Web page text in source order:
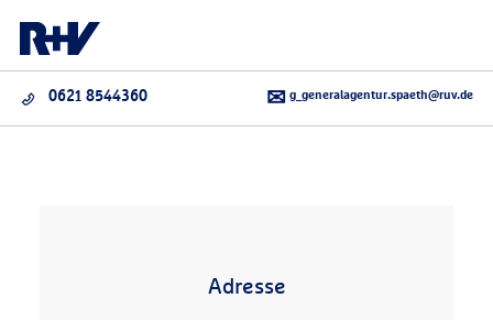
0621 8544360 g_generalagentur.spaeth@ruv.de
Adresse